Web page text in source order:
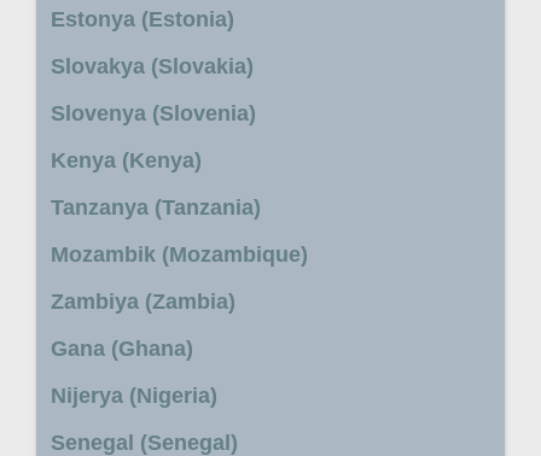
Estonya (Estonia)
Slovakya (Slovakia)
Slovenya (Slovenia)
Kenya (Kenya)
Tanzanya (Tanzania)
Mozambik (Mozambique)
Zambiya (Zambia)
Gana (Ghana)
Nijerya (Nigeria)
Senegal (Senegal)